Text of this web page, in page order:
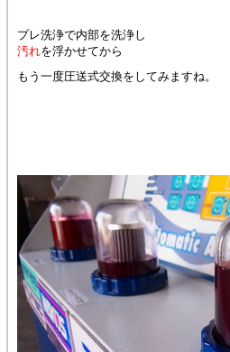
プレ洗浄で内部を洗浄し
汚れを浮かせてから
もう一度圧送式交換をしてみますね。